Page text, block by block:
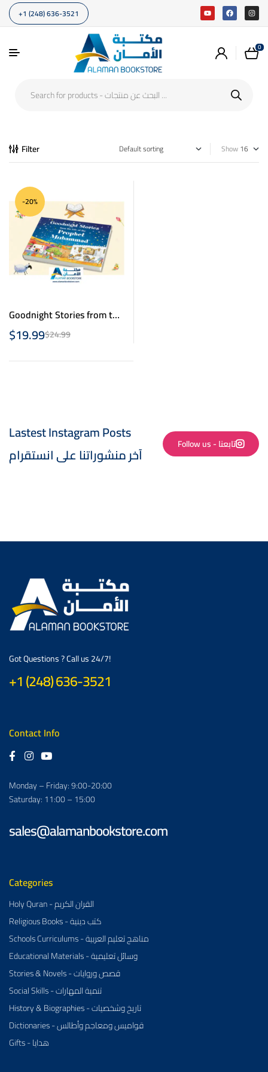
+1 (248) 636-3521
0
Filter Show
-20%
Goodnight Stories from the
Life of the Prophet
Muhammad
$24.99
$19.99
Lastest Instagram Posts
آخر منشوراتنا على انستقرام
Follow us - تابعنا
Got Questions ? Call us 24/7!
+1 (248) 636-3521
Contact Info
Monday – Friday: 9:00-20:00
Saturday: 11:00 – 15:00
sales@alamanbookstore.com
Categories
Holy Quran - القران الكريم
Religious Books - كتب دينية
Schools Curriculums - مناهج تعليم العربية
Educational Materials - وسائل تعليمية
Stories & Novels - قصص وروايات
Social Skills - تنمية المهارات
History & Biographies - تاريخ وشخصيات
Dictionaries - قواميس ومعاجم وأطالس
Gifts - هدايا